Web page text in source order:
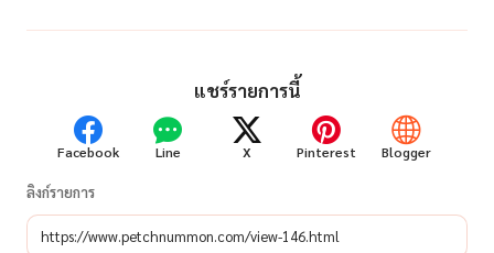
แชร์รายการนี้
Facebook Line X Pinterest Blogger
ลิงก์รายการ